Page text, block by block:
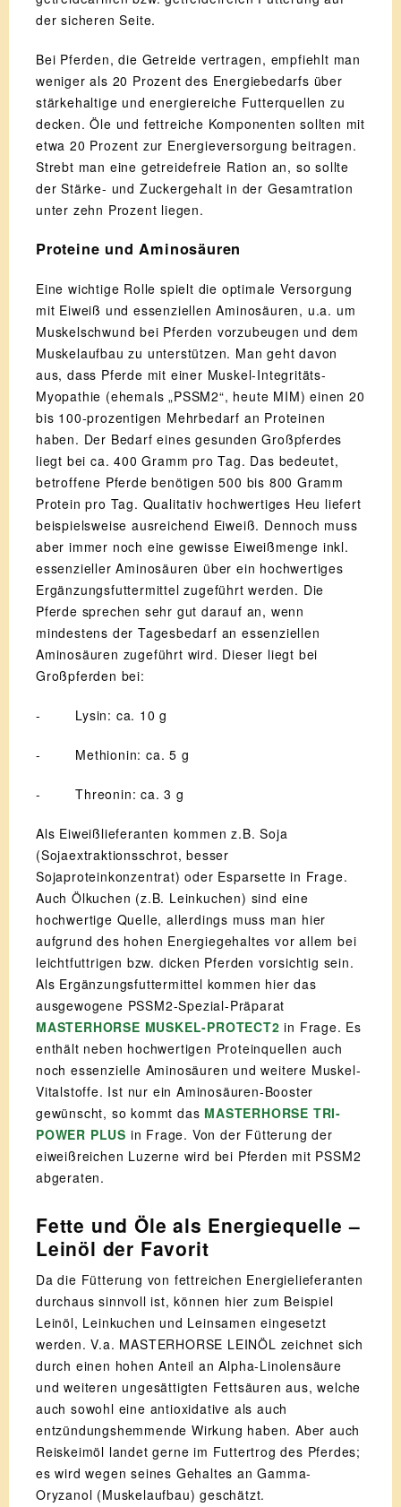
der sicheren Seite.
Bei Pferden, die Getreide vertragen, empfiehlt man
weniger als 20 Prozent des Energiebedarfs über
stärkehaltige und energiereiche Futterquellen zu
decken. Öle und fettreiche Komponenten sollten mit
etwa 20 Prozent zur Energieversorgung beitragen.
Strebt man eine getreidefreie Ration an, so sollte
der Stärke- und Zuckergehalt in der Gesamtration
unter zehn Prozent liegen.
Proteine und Aminosäuren
Eine wichtige Rolle spielt die optimale Versorgung
mit Eiweiß und essenziellen Aminosäuren, u.a. um
Muskelschwund bei Pferden vorzubeugen und dem
Muskelaufbau zu unterstützen. Man geht davon
aus, dass Pferde mit einer Muskel-Integritäts-
Myopathie (ehemals „PSSM2“, heute MIM) einen 20
bis 100-prozentigen Mehrbedarf an Proteinen
haben. Der Bedarf eines gesunden Großpferdes
liegt bei ca. 400 Gramm pro Tag. Das bedeutet,
betroffene Pferde benötigen 500 bis 800 Gramm
Protein pro Tag. Qualitativ hochwertiges Heu liefert
beispielsweise ausreichend Eiweiß. Dennoch muss
aber immer noch eine gewisse Eiweißmenge inkl.
essenzieller Aminosäuren über ein hochwertiges
Ergänzungsfuttermittel zugeführt werden. Die
Pferde sprechen sehr gut darauf an, wenn
mindestens der Tagesbedarf an essenziellen
Aminosäuren zugeführt wird. Dieser liegt bei
Großpferden bei:
- Lysin: ca. 10 g
- Methionin: ca. 5 g
- Threonin: ca. 3 g
Als Eiweißlieferanten kommen z.B. Soja
(Sojaextraktionsschrot, besser
Sojaproteinkonzentrat) oder Esparsette in Frage.
Auch Ölkuchen (z.B. Leinkuchen) sind eine
hochwertige Quelle, allerdings muss man hier
aufgrund des hohen Energiegehaltes vor allem bei
leichtfuttrigen bzw. dicken Pferden vorsichtig sein.
Als Ergänzungsfuttermittel kommen hier das
ausgewogene PSSM2-Spezial-Präparat
MASTERHORSE MUSKEL-PROTECT2 in Frage. Es
enthält neben hochwertigen Proteinquellen auch
noch essenzielle Aminosäuren und weitere Muskel-
Vitalstoffe. Ist nur ein Aminosäuren-Booster
gewünscht, so kommt das MASTERHORSE TRI-
POWER PLUS in Frage. Von der Fütterung der
eiweißreichen Luzerne wird bei Pferden mit PSSM2
abgeraten.
Fette und Öle als Energiequelle –
Leinöl der Favorit
Da die Fütterung von fettreichen Energielieferanten
durchaus sinnvoll ist, können hier zum Beispiel
Leinöl, Leinkuchen und Leinsamen eingesetzt
werden. V.a. MASTERHORSE LEINÖL zeichnet sich
durch einen hohen Anteil an Alpha-Linolensäure
und weiteren ungesättigten Fettsäuren aus, welche
auch sowohl eine antioxidative als auch
entzündungshemmende Wirkung haben. Aber auch
Reiskeimöl landet gerne im Futtertrog des Pferdes;
es wird wegen seines Gehaltes an Gamma-
Oryzanol (Muskelaufbau) geschätzt.